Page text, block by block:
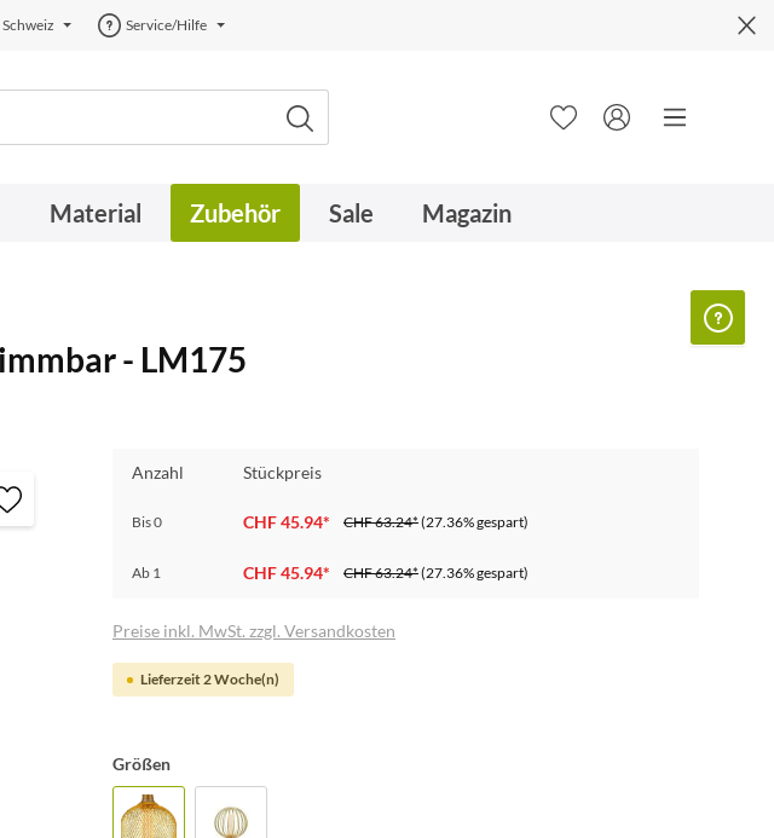
Schweiz Service/Hilfe
Material Zubehör Sale Magazin
- LM175
Anzahl Stückpreis
Bis0 CHF 45.94* CHF 63.24*(27.36% gespart)
Ab 1 CHF 45.94* CHF 63.24*(27.36% gespart)
Preise inkl. MwSt. zzgl. Versandkosten
Lieferzeit 2 Woche(n)
Größen